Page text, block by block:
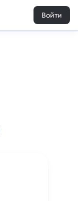
Войти
134 0